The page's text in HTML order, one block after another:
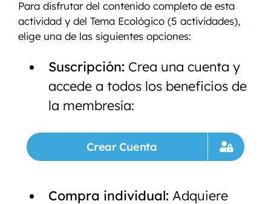
Para disfrutar del contenido completo de esta
actividad y del Tema Ecológico (5 actividades),
elige una de las siguientes opciones:
Suscripción: Crea una cuenta y
accede a todos los beneficios de
la membresía:
Crear Cuenta
Compra individual: Adquiere